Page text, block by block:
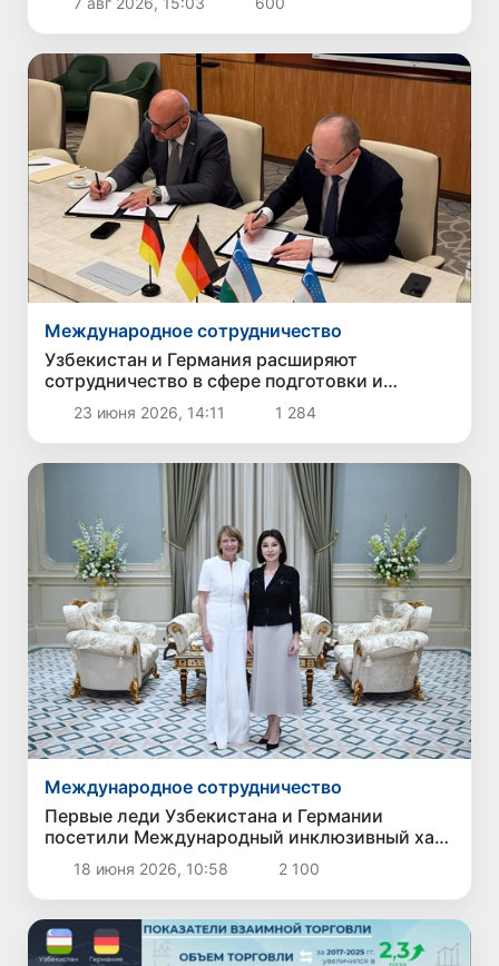
Международное сотрудничество
Узбекистан и Германия расширяют
сотрудничество в сфере подготовки и
трудоустройства специалистов
23 июня 2026, 14:11 1 284
Международное сотрудничество
Первые леди Узбекистана и Германии
посетили Международный инклюзивный хаб
в Ташкенте
18 июня 2026, 10:58 2 100